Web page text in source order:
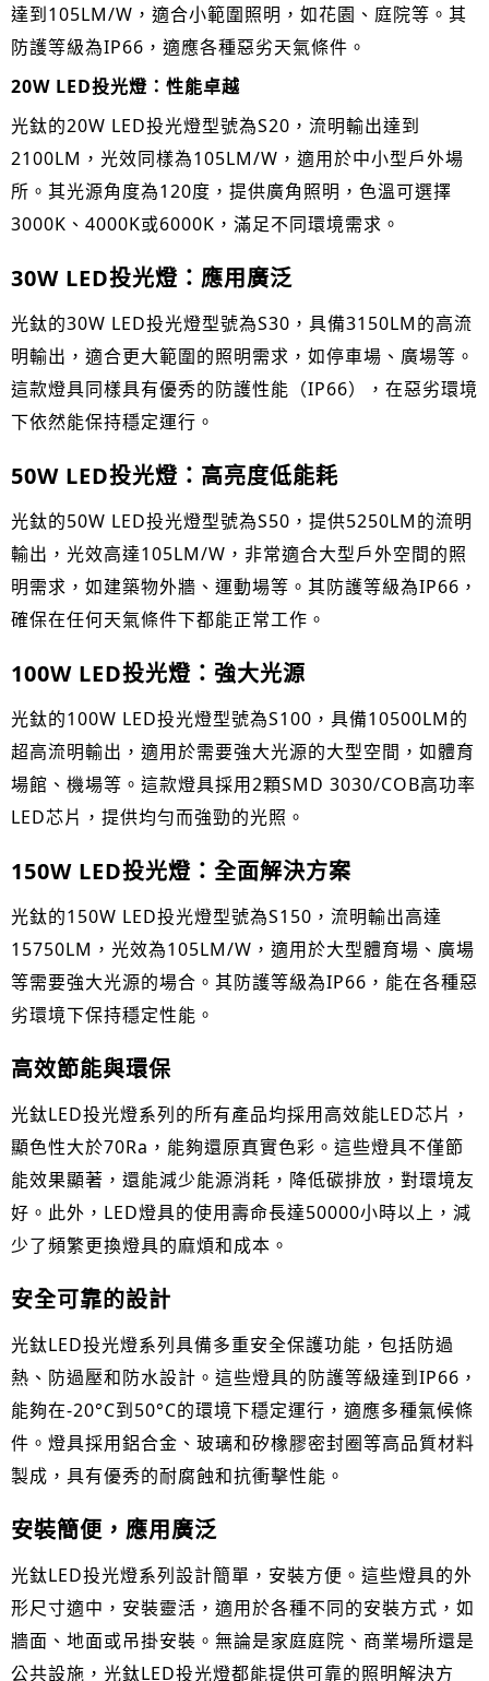
達到105LM/W，適合小範圍照明，如花園、庭院等。其
防護等級為IP66，適應各種惡劣天氣條件。
20W LED投光燈：性能卓越
光鈦的20W LED投光燈型號為S20，流明輸出達到
2100LM，光效同樣為105LM/W，適用於中小型戶外場
所。其光源角度為120度，提供廣角照明，色溫可選擇
3000K、4000K或6000K，滿足不同環境需求。
30W LED投光燈：應用廣泛
光鈦的30W LED投光燈型號為S30，具備3150LM的高流
明輸出，適合更大範圍的照明需求，如停車場、廣場等。
這款燈具同樣具有優秀的防護性能（IP66），在惡劣環境
下依然能保持穩定運行。
50W LED投光燈：高亮度低能耗
光鈦的50W LED投光燈型號為S50，提供5250LM的流明
輸出，光效高達105LM/W，非常適合大型戶外空間的照
明需求，如建築物外牆、運動場等。其防護等級為IP66，
確保在任何天氣條件下都能正常工作。
100W LED投光燈：強大光源
光鈦的100W LED投光燈型號為S100，具備10500LM的
超高流明輸出，適用於需要強大光源的大型空間，如體育
場館、機場等。這款燈具採用2顆SMD 3030/COB高功率
LED芯片，提供均勻而強勁的光照。
150W LED投光燈：全面解決方案
光鈦的150W LED投光燈型號為S150，流明輸出高達
15750LM，光效為105LM/W，適用於大型體育場、廣場
等需要強大光源的場合。其防護等級為IP66，能在各種惡
劣環境下保持穩定性能。
高效節能與環保
光鈦LED投光燈系列的所有產品均採用高效能LED芯片，
顯色性大於70Ra，能夠還原真實色彩。這些燈具不僅節
能效果顯著，還能減少能源消耗，降低碳排放，對環境友
好。此外，LED燈具的使用壽命長達50000小時以上，減
少了頻繁更換燈具的麻煩和成本。
安全可靠的設計
光鈦LED投光燈系列具備多重安全保護功能，包括防過
熱、防過壓和防水設計。這些燈具的防護等級達到IP66，
能夠在-20°C到50°C的環境下穩定運行，適應多種氣候條
件。燈具採用鋁合金、玻璃和矽橡膠密封圈等高品質材料
製成，具有優秀的耐腐蝕和抗衝擊性能。
安裝簡便，應用廣泛
光鈦LED投光燈系列設計簡單，安裝方便。這些燈具的外
形尺寸適中，安裝靈活，適用於各種不同的安裝方式，如
牆面、地面或吊掛安裝。無論是家庭庭院、商業場所還是
公共設施，光鈦LED投光燈都能提供可靠的照明解決方